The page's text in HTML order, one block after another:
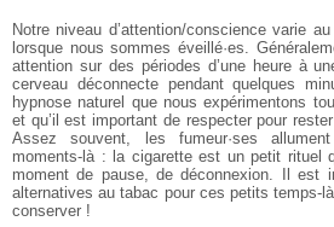
Notre niveau d’attention/conscience varie
lorsque nous sommes éveillé·es.
attention sur des périodes d’une heure à
cerveau déconnecte pendant quelques
hypnose naturel que nous expérimentons
et qu’il est important de respecter pour
Assez souvent, les fumeur·ses
moments-là : la cigarette est un petit rituel
moment de pause, de déconnexion. Il est
alternatives au tabac pour ces petits temps-
conserver !